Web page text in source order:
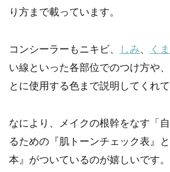
り方まで載っています。
コンシーラーもニキビ、 しみ、 くま
い線といった各部位でのつけ方や
とに使用する色まで説明してくれて
なにより、メイクの根幹をなす「
るための『肌トーンチェック表』
本』がついているのが嬉しいです。